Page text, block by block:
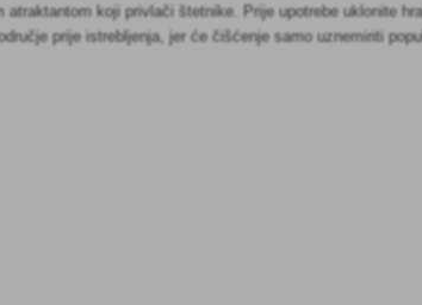
atraktantom koji privlači štetnike. Prije upotrebe uklonite
prije istrebljenja, jer će čišćenje samo uznemiriti